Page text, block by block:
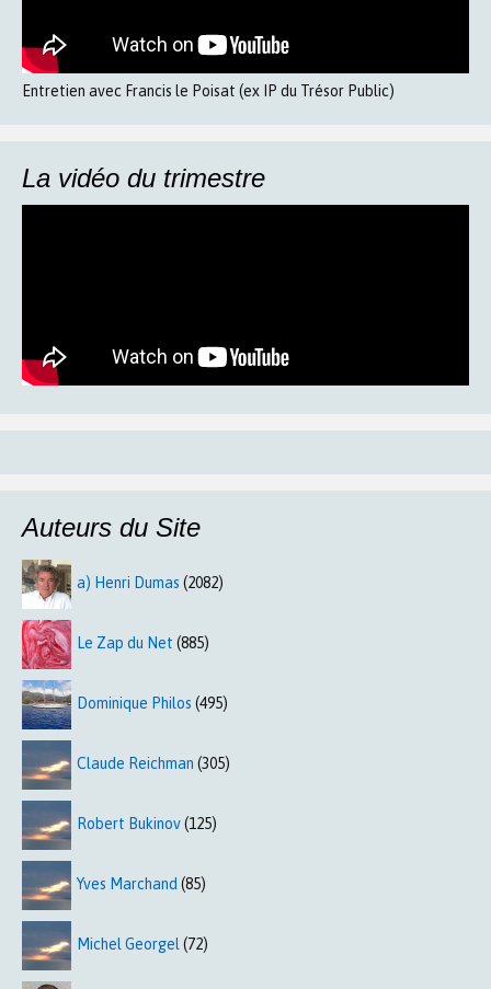
Entretien avec Francis le Poisat (ex IP du Trésor Public)
La vidéo du trimestre
Auteurs du Site
a) Henri Dumas (2082)
Le Zap du Net (885)
Dominique Philos (495)
Claude Reichman (305)
Robert Bukinov(125)
Yves Marchand (85)
Michel Georgel (72)